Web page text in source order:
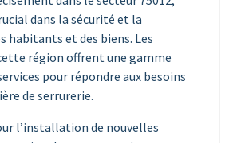
dans la sécurité et la
habitants et des biens. Les
région offrent une gamme
pour répondre aux besoins
de serrurerie.
l’installation de nouvelles